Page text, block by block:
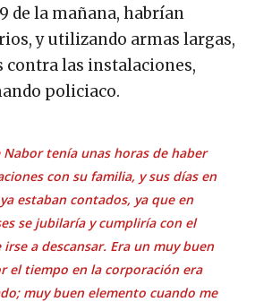
de la mañana, habrían
y utilizando armas largas,
contra las instalaciones,
policiaco.
Nabor tenía unas horas de haber
con su familia, y sus días en
estaban contados, ya que en
se jubilaría y cumpliría con el
a descansar. Era un muy buen
el tiempo en la corporación era
muy buen elemento cuando me